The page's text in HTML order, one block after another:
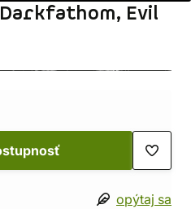
Evil
opýtaj sa